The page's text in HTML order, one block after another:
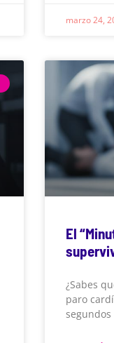
marzo 24,
El
¿Sabes
paro